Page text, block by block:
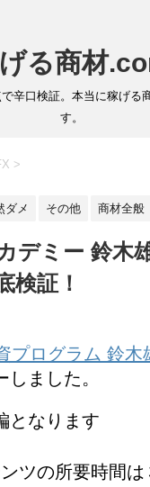
る商材
辛口検証。本当に稼げる
す。
>
メ その他 商材全般
デミー 鈴木
検証！
プログラム 鈴木
ました。
となります
ツの所要時間は